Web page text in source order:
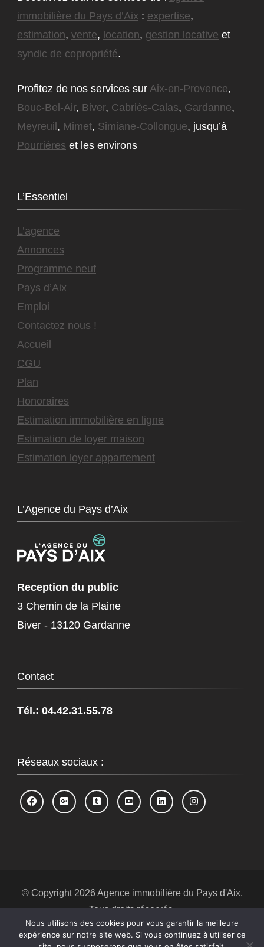
immobilière du Pays d’Aix : expertise,
estimation, vente, location, gestion locative et
syndic de copropriété.
Profitez de nos services sur Aix-en-Provence,
Bouc-Bel-Air, Biver, Cabriès-Calas, Gardanne,
Meyreuil, Mimet, Simiane-Collongue, jusqu’à
Pourrières et les environs
L’Essentiel
L’agence
Annonces
Programme neuf
Pays d’Aix
Emploi
Contactez nous !
Accueil
CGU
Plan
Honoraires
Estimation immobilière en ligne
Estimation de loyer maison
Estimation loyer appartement
L’Agence du Pays d’Aix
Reception du public
3 Chemin de la Plaine
Biver - 13120 Gardanne
Contact
Tél.: 04.42.31.55.78
Réseaux sociaux :
© Copyright 2026 Agence immobilière du Pays d'Aix.
Tous droits réservés.
Blossom Spa | Développé parBlossom
Themes
.Propulsé par WordPress .Politique de
Nous utilisons des cookies pour vous garantir la meilleure
expérience sur notre site web. Si vous continuez à utiliser ce